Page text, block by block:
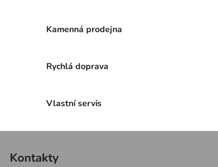
Kamenná prodejna
Rychlá doprava
Vlastní servis
Kontakty